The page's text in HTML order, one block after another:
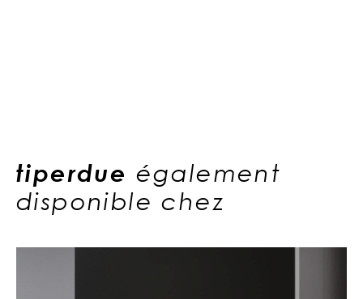
tiperdue également
disponible chez